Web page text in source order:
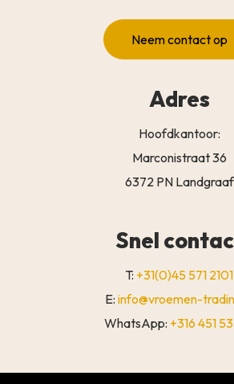
Neem contact op
Adres
Hoofdkantoor:
Marconistraat 36
6372 PN Landgraaf
Snel
T: +31(0)45 571 2101
E: info@vroemen-
WhatsApp: +316 451